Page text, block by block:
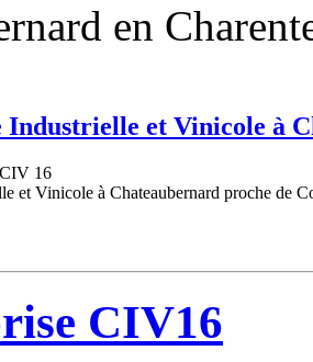
en
Industrielle et Vinicole à
16
et Vinicole à Chateaubernard proche de
CIV16